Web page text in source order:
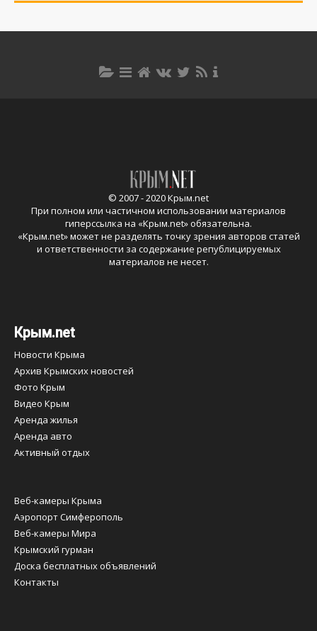
© 2007 - 2020 Крым.net
При полном или частичном использовании материалов
гиперссылка на «Крым.net» обязательна.
«Крым.net» может не разделять точку зрения авторов статей
и ответственности за содержание републицируемых
материалов не несет.
Крым.net
Новости Крыма
Архив Крымских новостей
Фото Крым
Видео Крым
Аренда жилья
Аренда авто
Активный отдых
Веб-камеры Крыма
Аэропорт Симферополь
Веб-камеры Мира
Крымский гурман
Доска бесплатных объявлений
Контакты